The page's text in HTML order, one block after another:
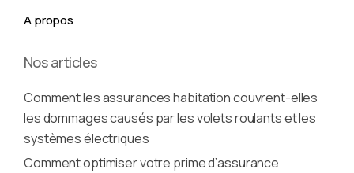
A propos
Nos articles
Comment les assurances habitation couvrent-elles
les dommages causés par les volets roulants et les
systèmes électriques
Comment optimiser votre prime d’assurance